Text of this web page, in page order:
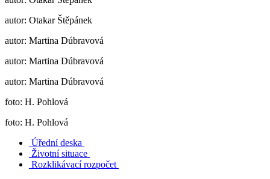
autor: Otakar Štěpánek
autor: Martina Dúbravová
autor: Martina Dúbravová
autor: Martina Dúbravová
foto: H. Pohlová
foto: H. Pohlová
Úřední deska
Životní situace
Rozklikávací rozpočet